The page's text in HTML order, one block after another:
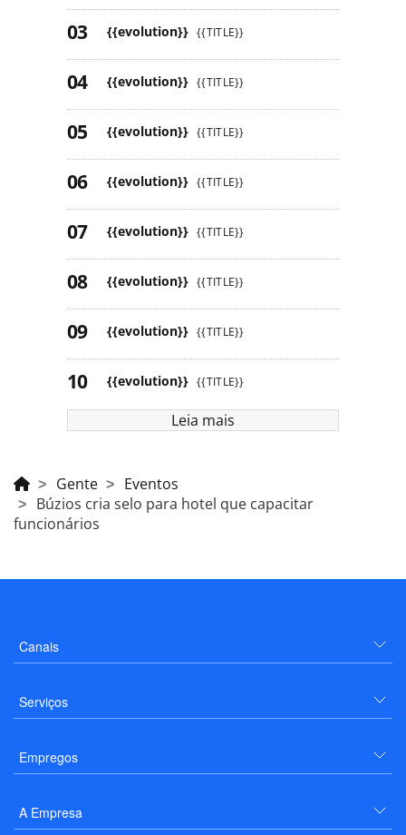
{{evolution}} {{TITLE}}
{{evolution}} {{TITLE}}
{{evolution}} {{TITLE}}
{{evolution}} {{TITLE}}
{{evolution}} {{TITLE}}
{{evolution}} {{TITLE}}
{{evolution}} {{TITLE}}
{{evolution}} {{TITLE}}
Leia mais
Gente
Eventos
Búzios cria selo para hotel que capacitar
funcionários
Canais
Serviços
Empregos
A Empresa